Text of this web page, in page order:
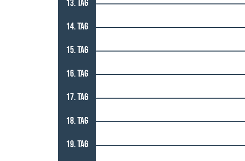
13. TAG
14. TAG
15. TAG
16. TAG
17. TAG
18. TAG
19. TAG